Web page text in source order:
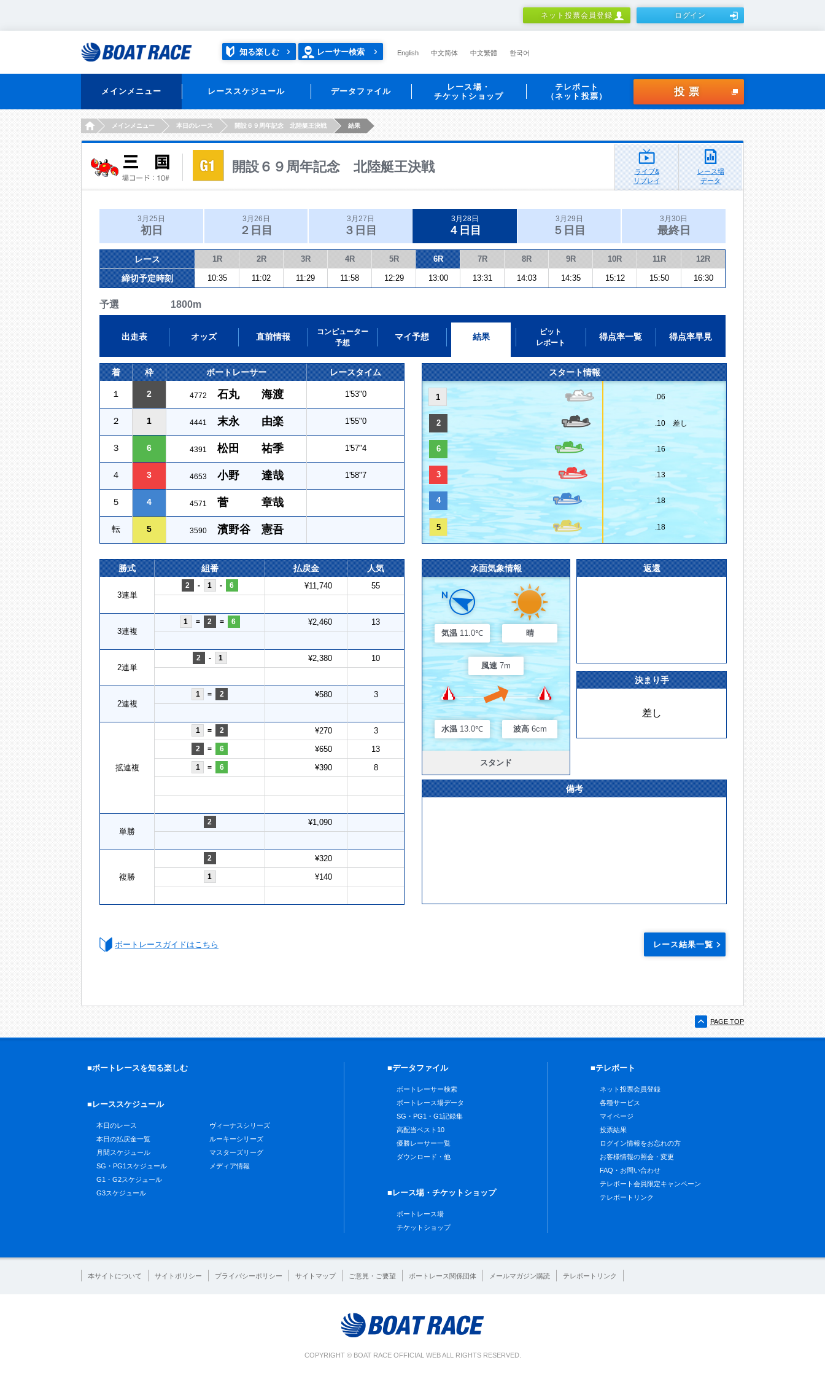
ネット投票会員登録 ログイン
知る楽しむ レーサー検索 English 中文简体 中文繁體 한국어
メインメニュー レーススケジュール データファイル
レース場・
チケットショップ
テレボート
（ネット投票）
投票
HOMEメインメニュー 本日のレース 開設６９周年記念 北陸艇王決戦 結果
開設６９周年記念 北陸艇王決戦
ライブ&
リプレイ
レース場
データ
3月25日
初日
3月26日
２日目
3月27日
３日目
3月28日
４日目
3月29日
５日目
3月30日
最終日
レース 1R 2R 3R 4R 5R 6R 7R 8R 9R 10R 11R 12R
締切予定時刻 10:35 11:02 11:29 11:58 12:29 13:00 13:31 14:03 14:35 15:12 15:50 16:30
予選 1800m
出走表 オッズ 直前情報
コンピューター
予想
マイ予想 結果
ピット
レポート
得点率一覧 得点率早見
着 枠 ボートレーサー レースタイム
１ 2 4772 石丸 海渡 1'53"0
２ 1 4441 末永 由楽 1'55"0
３ 6 4391 松田 祐季 1'57"4
４ 3 4653 小野 達哉 1'58"7
５ 4 4571 菅 章哉
転 5 3590 濱野谷 憲吾
スタート情報
1 .06
2 .10 差し
6 .16
3 .13
4 .18
5 .18
勝式 組番 払戻金 人気
3連単
2 - 1 - 6 ¥11,740 55
3連複
1 = 2 = 6 ¥2,460 13
2連単
2 - 1 ¥2,380 10
2連複
1 = 2 ¥580 3
拡連複
1 = 2 ¥270 3
2 = 6 ¥650 13
1 = 6 ¥390 8
単勝
2 ¥1,090
複勝
2 ¥320
1 ¥140
水面気象情報
気温 11.0℃ 晴
風速 7m
水温 13.0℃ 波高 6cm
スタンド
返還
決まり手
差し
備考
ボートレースガイドはこちら レース結果一覧
PAGE TOP
■ボートレースを知る楽しむ
■レーススケジュール
本日のレース
本日の払戻金一覧
月間スケジュール
SG・PG1スケジュール
G1・G2スケジュール
G3スケジュール
ヴィーナスシリーズ
ルーキーシリーズ
マスターズリーグ
メディア情報
■データファイル
ボートレーサー検索
ボートレース場データ
SG・PG1・G1記録集
高配当ベスト10
優勝レーサー一覧
ダウンロード・他
■レース場・チケットショップ
ボートレース場
チケットショップ
■テレボート
ネット投票会員登録
各種サービス
マイページ
投票結果
ログイン情報をお忘れの方
お客様情報の照会・変更
FAQ・お問い合わせ
テレボート会員限定キャンペーン
テレボートリンク
本サイトについて サイトポリシー プライバシーポリシー サイトマップ ご意見・ご要望 ボートレース関係団体 メールマガジン購読 テレボートリンク
COPYRIGHT © BOAT RACE OFFICIAL WEB ALL RIGHTS RESERVED.